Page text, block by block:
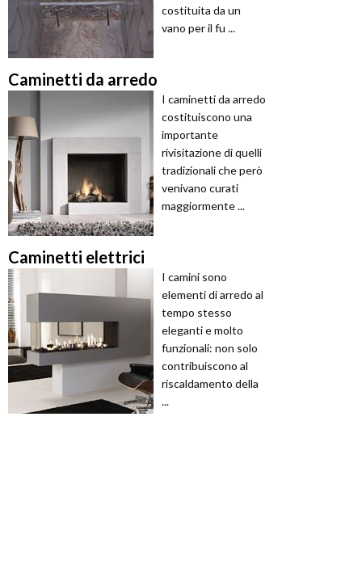
costituita da un
vano per il fu ...
Caminetti da arredo
I caminetti da arredo
costituiscono una
importante
rivisitazione di quelli
tradizionali che però
venivano curati
maggiormente ...
Caminetti elettrici
I camini sono
elementi di arredo al
tempo stesso
eleganti e molto
funzionali: non solo
contribuiscono al
riscaldamento della
...